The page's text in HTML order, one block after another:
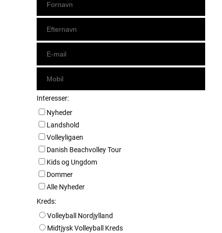
Interesser:
Nyheder
Landshold
Volleyligaen
Danish Beachvolley Tour
Kids og Ungdom
Dommer
Alle Nyheder
Kreds:
Volleyball Nordjylland
Midtjysk Volleyball Kreds